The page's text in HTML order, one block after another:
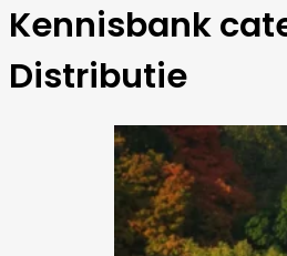
Kennisbank
Distributie